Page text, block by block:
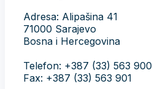
Adresa: Alipašina 41
71000 Sarajevo
Bosna i Hercegovina
Telefon: +387 (33) 563 900
Fax: +387 (33) 563 901